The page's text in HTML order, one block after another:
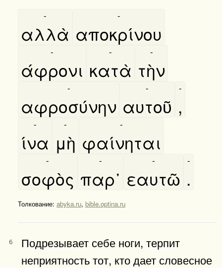
αλλὰ
-
αποκρίνου
-
άφρονι
-
κατὰ
-
τὴν
-
αφροσύνην
-
αυτοῦ
-
,
-
ίνα
-
μὴ
-
φαίνηται
-
σοφὸς
-
παρ᾿
-
εαυτῶ
-
.
-
Толкование: abyka.ru, bible.optina.ru
6
Подрезывает себе ноги, терпит
неприятность тот, кто дает словесное